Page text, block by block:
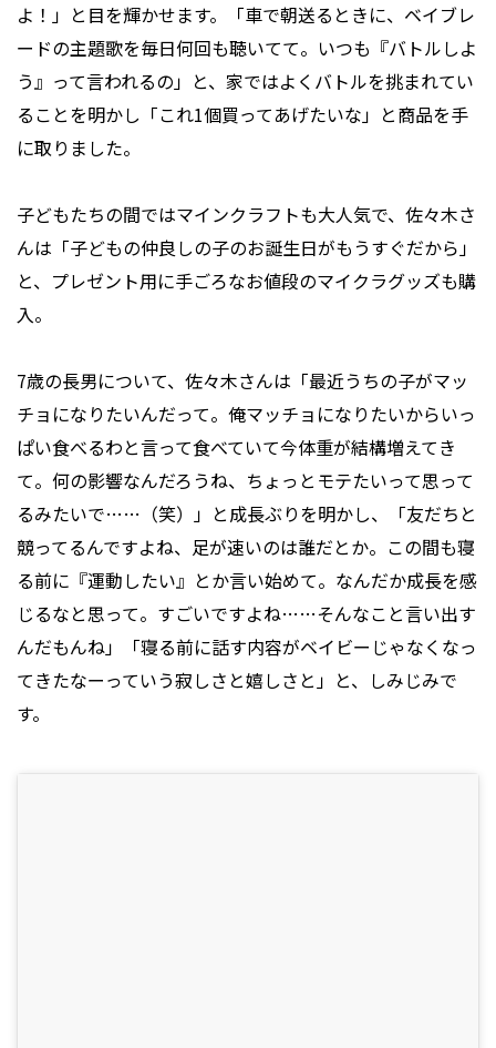
よ！」と目を輝かせます。「車で朝送るときに、ベイブレ
ードの主題歌を毎日何回も聴いてて。いつも『バトルしよ
う』って言われるの」と、家ではよくバトルを挑まれてい
ることを明かし「これ1個買ってあげたいな」と商品を手
に取りました。
子どもたちの間ではマインクラフトも大人気で、佐々木さ
んは「子どもの仲良しの子のお誕生日がもうすぐだから」
と、プレゼント用に手ごろなお値段のマイクラグッズも購
入。
7歳の長男について、佐々木さんは「最近うちの子がマッ
チョになりたいんだって。俺マッチョになりたいからいっ
ぱい食べるわと言って食べていて今体重が結構増えてき
て。何の影響なんだろうね、ちょっとモテたいって思って
るみたいで……（笑）」と成長ぶりを明かし、「友だちと
競ってるんですよね、足が速いのは誰だとか。この間も寝
る前に『運動したい』とか言い始めて。なんだか成長を感
じるなと思って。すごいですよね……そんなこと言い出す
んだもんね」「寝る前に話す内容がベイビーじゃなくなっ
てきたなーっていう寂しさと嬉しさと」と、しみじみで
す。